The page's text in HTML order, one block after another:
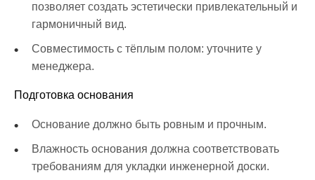
позволяет создать эстетически привлекательный и
гармоничный вид.
Совместимость с тёплым полом: уточните у
менеджера.
Подготовка основания
Основание должно быть ровным и прочным.
Влажность основания должна соответствовать
требованиям для укладки инженерной доски.